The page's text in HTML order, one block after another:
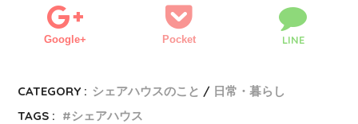
Google+ Pocket LINE
CATEGORY : シェアハウスのこと
日常・暮らし
TAGS :
シェアハウス